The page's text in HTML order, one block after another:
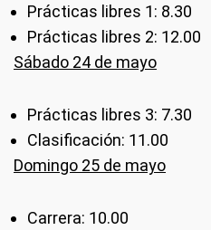
Prácticas libres 1: 8.30
Prácticas libres 2: 12.00
Sábado 24 de mayo
Prácticas libres 3: 7.30
Clasificación: 11.00
Domingo 25 de mayo
Carrera: 10.00